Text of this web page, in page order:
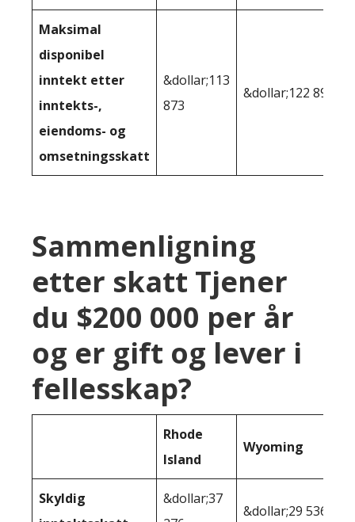
Maksimal
disponibel
inntekt etter
inntekts-,
eiendoms- og
omsetningsskatt
&dollar;113
873
&dollar;122 892
Sammenligning
etter skatt Tjener
du $200 000 per år
og er gift og lever i
fellesskap?
Rhode
Island
Wyoming
Skyldig
&dollar;37
&dollar;29 536